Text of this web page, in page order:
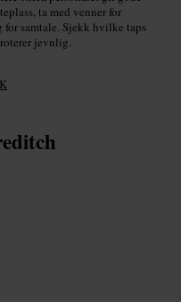
ta med venner for
samtale. Sjekk hvilke taps
jevnlig.